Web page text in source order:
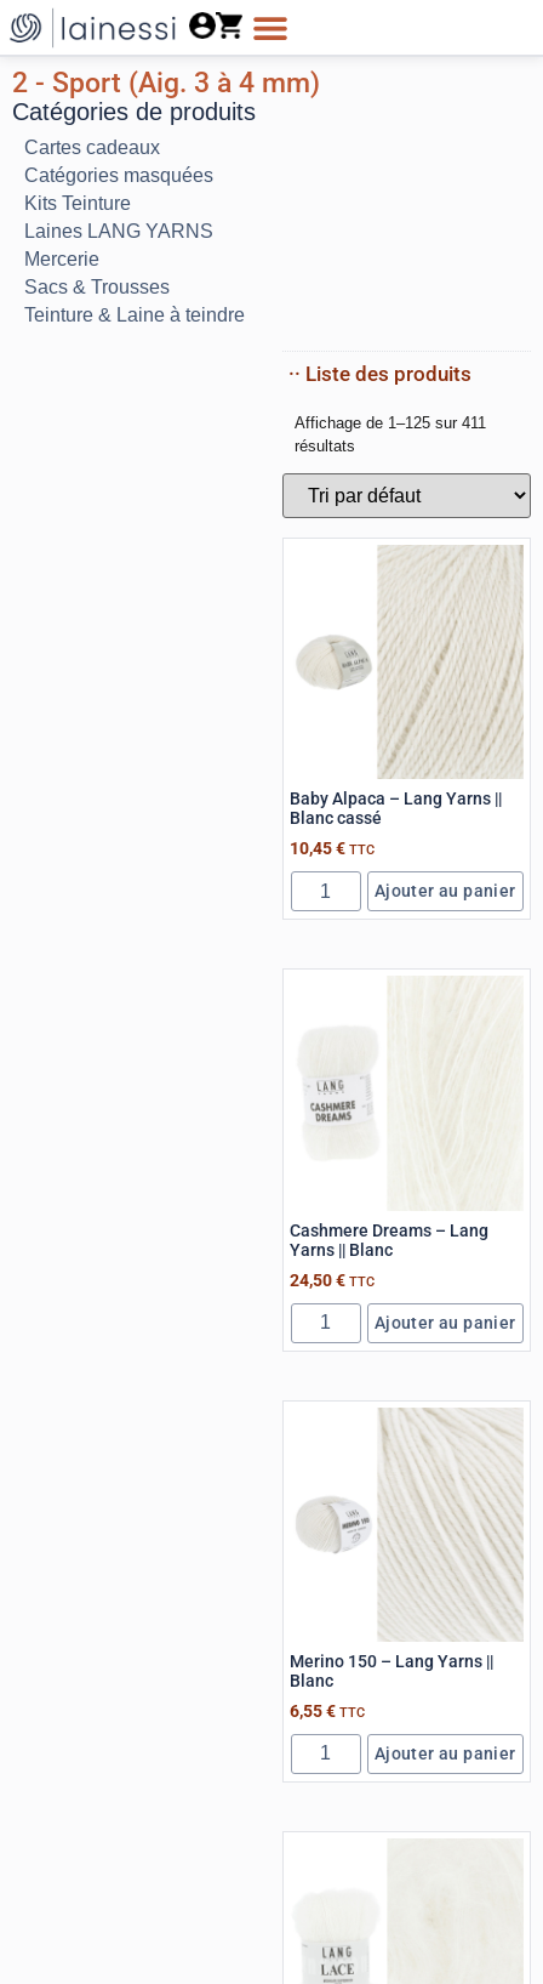
2 - Sport (Aig. 3 à 4 mm)
Catégories de produits
Cartes cadeaux
Catégories masquées
Kits Teinture
Laines LANG YARNS
Mercerie
Sacs & Trousses
Teinture & Laine à teindre
·· Liste des produits
Affichage de 1–125 sur 411
résultats
Baby Alpaca – Lang Yarns ||
Blanc cassé
10,45€ TTC
Ajouter au panier
Cashmere Dreams – Lang
Yarns || Blanc
24,50€ TTC
Ajouter au panier
Merino 150 – Lang Yarns ||
Blanc
6,55€ TTC
Ajouter au panier